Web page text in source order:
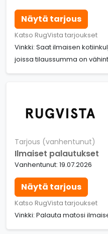
Näytä tarjous
Katso RugVista tarjoukset
Vinkki: Saat ilmaisen
joissa tilaussumma on
Tarjous (vanhentunut)
Ilmaiset palautukset
Vanhentunut: 19.07.2026
Näytä tarjous
Katso RugVista tarjoukset
Vinkki: Palauta matosi